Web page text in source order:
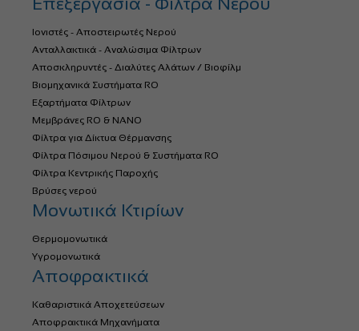
Ιονιστές - Αποστειρωτές Νερού
Ανταλλακτικά - Αναλώσιμα Φίλτρων
Αποσκληρυντές - Διαλύτες Αλάτων / Βιοφίλμ
Βιομηχανικά Συστήματα RO
Εξαρτήματα Φίλτρων
Μεμβράνες RO & NANO
Φίλτρα για Δίκτυα Θέρμανσης
Φίλτρα Πόσιμου Νερού & Συστήματα RO
Φίλτρα Κεντρικής Παροχής
Βρύσες νερού
Μονωτικά Κτιρίων
Θερμομονωτικά
Υγρομονωτικά
Αποφρακτικά
Καθαριστικά Αποχετεύσεων
Αποφρακτικά Μηχανήματα